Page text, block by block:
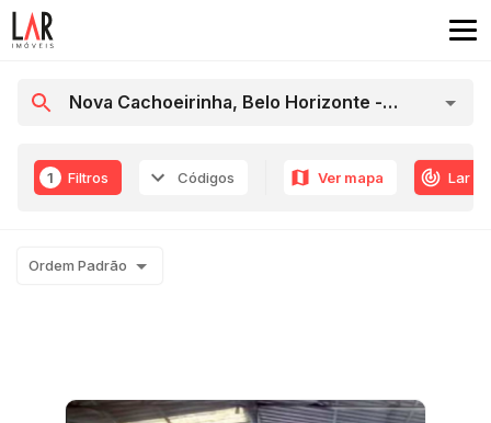
1 Filtros Códigos Ver mapa Lar
Ordem Padrão